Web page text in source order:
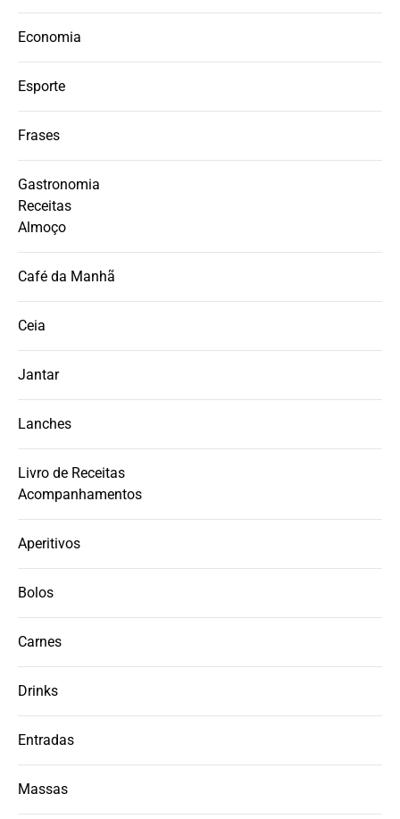
Economia
Esporte
Frases
Gastronomia
Receitas
Almoço
Café da Manhã
Ceia
Jantar
Lanches
Livro de Receitas
Acompanhamentos
Aperitivos
Bolos
Carnes
Drinks
Entradas
Massas